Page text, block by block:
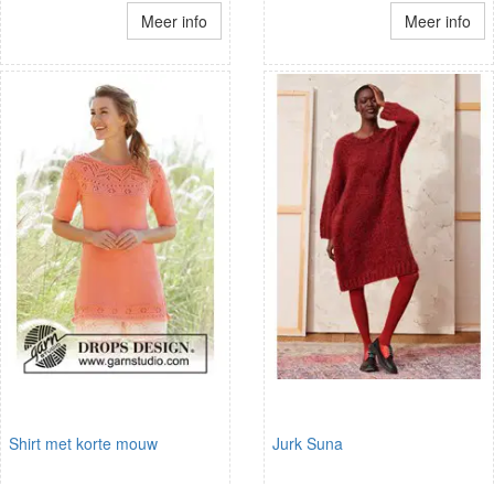
Meer info Meer info
Shirt met korte mouw Jurk Suna